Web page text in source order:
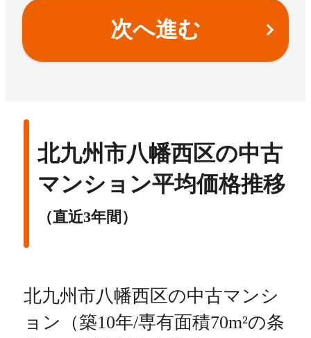
次へ進む
北九州市八幡西区の中古
マンション平均価格推移
（直近3年間）
北九州市八幡西区の中古マンシ
ョン（築10年/専有面積70m²の条